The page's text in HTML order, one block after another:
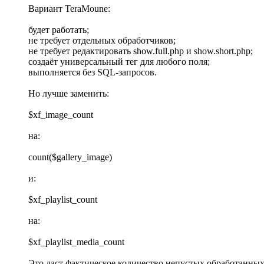
Вариант TeraMoune:
будет работать;
не требует отдельных обработчиков;
не требует редактировать show.full.php и show.short.php;
создаёт универсальный тег для любого поля;
выполняется без SQL-запросов.
Но лучше заменить:
$xf_image_count
на:
count($gallery_image)
и:
$xf_playlist_count
на:
$xf_playlist_media_count